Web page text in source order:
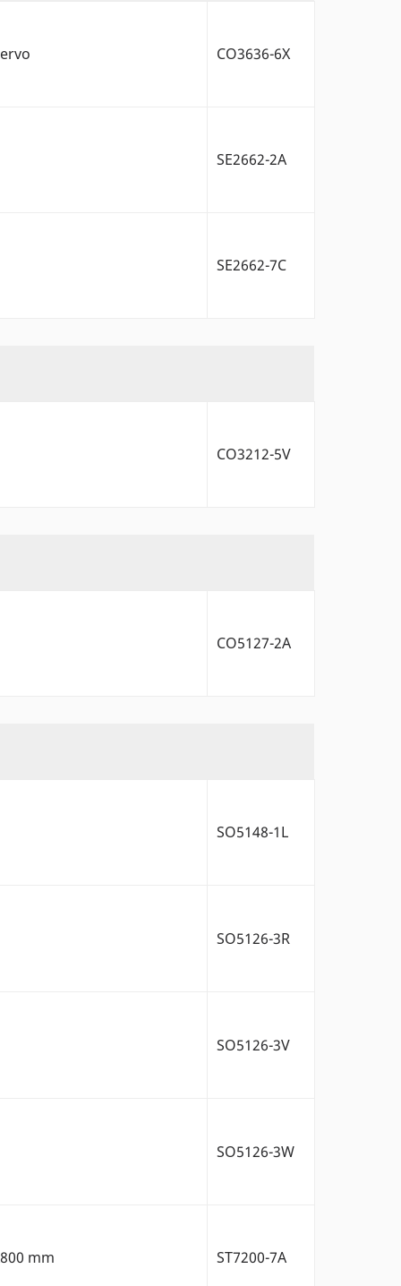
CO3636-6X
SE2662-2A
SE2662-7C
CO3212-5V
CO5127-2A
SO5148-1L
SO5126-3R
SO5126-3V
SO5126-3W
mm ST7200-7A